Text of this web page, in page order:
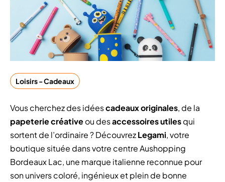
Loisirs - Cadeaux
Vous cherchez des idéescadeaux originales, de la
papeterie créativeou desaccessoires utilesqui
sortent de l’ordinaire ? DécouvrezLegami, votre
boutique située dans votre centre Aushopping
Bordeaux Lac, une marque italienne reconnue pour
son univers coloré, ingénieux et plein de bonne